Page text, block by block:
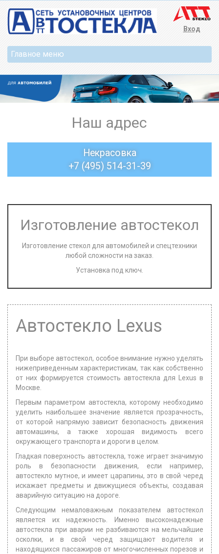
Вход
Наш адрес
Некрасовка
+7 (495) 514-31-39
Изготовление автостекол
Изготовление стекол для автомобилей и спецтехники
любой сложности на заказ.
Установка под ключ.
Автостекло Lexus
При выборе автостекол, особое внимание нужно уделять
нижеприведенным характеристикам, так как собственно
от них формируется стоимость автостекла для Lexus в
Москве.
Первым параметром автостекла, которому необходимо
уделить наибольшее значение является прозрачность,
от которой напрямую зависит безопасность движения
автомашины, а также хорошая видимость всего
окружающего транспорта и дороги в целом.
Гладкая поверхность автостекла, тоже играет значимую
роль в безопасности движения, если например,
автостекло мутное, и имеет царапины, это в свой черед
искажает предметы и движущиеся объекты, создавая
аварийную ситуацию на дороге.
Следующим немаловажным показателем автостекол
является их надежность. Именно высоконадежные
автостекла при аварии не разбиваются на мельчайшие
осколки, и в свой черед защищают водителя и
находящихся пассажиров от многочисленных порезов и